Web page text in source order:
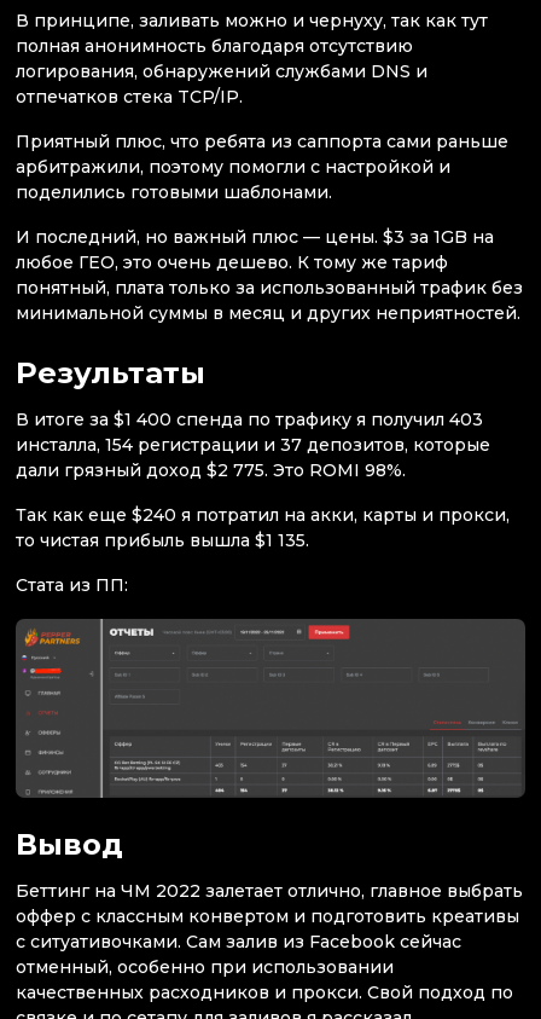
В принципе, заливать можно и чернуху, так как тут
полная анонимность благодаря отсутствию
логирования, обнаружений службами DNS и
отпечатков стека TCP/IP.
Приятный плюс, что ребята из саппорта сами раньше
арбитражили, поэтому помогли с настройкой и
поделились готовыми шаблонами.
И последний, но важный плюс — цены. $3 за 1GB на
любое ГЕО, это очень дешево. К тому же тариф
понятный, плата только за использованный трафик без
минимальной суммы в месяц и других неприятностей.
Результаты
В итоге за $1 400 спенда по трафику я получил 403
инсталла, 154 регистрации и 37 депозитов, которые
дали грязный доход $2 775. Это ROMI 98%.
Так как еще $240 я потратил на акки, карты и прокси,
то чистая прибыль вышла $1 135.
Стата из ПП:
Вывод
Беттинг на ЧМ 2022 залетает отлично, главное выбрать
оффер с классным конвертом и подготовить креативы
с ситуативочками. Сам залив из Facebook сейчас
отменный, особенно при использовании
качественных расходников и прокси. Свой подход по